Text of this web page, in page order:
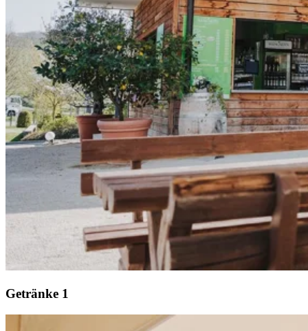
Getränke 1